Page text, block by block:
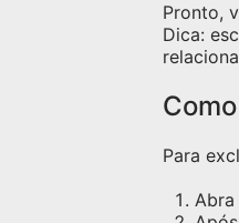
Pronto,
Dica:
Para
Abra